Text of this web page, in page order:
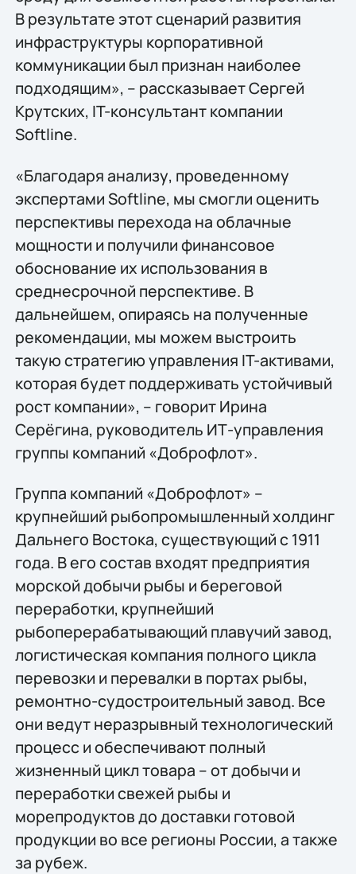
В результате этот сценарий развития
инфраструктуры корпоративной
коммуникации был признан наиболее
подходящим», – рассказывает Сергей
Крутских, IT-консультант компании
Softline.
«Благодаря анализу, проведенному
экспертами Softline, мы смогли оценить
перспективы перехода на облачные
мощности и получили финансовое
обоснование их использования в
среднесрочной перспективе. В
дальнейшем, опираясь на полученные
рекомендации, мы можем выстроить
такую стратегию управления IT-активами,
которая будет поддерживать устойчивый
рост компании», – говорит Ирина
Серёгина, руководитель ИТ-управления
группы компаний «Доброфлот».
Группа компаний «Доброфлот» –
крупнейший рыбопромышленный холдинг
Дальнего Востока, существующий с 1911
года. В его состав входят предприятия
морской добычи рыбы и береговой
переработки, крупнейший
рыбоперерабатывающий плавучий завод,
логистическая компания полного цикла
перевозки и перевалки в портах рыбы,
ремонтно-судостроительный завод. Все
они ведут неразрывный технологический
процесс и обеспечивают полный
жизненный цикл товара – от добычи и
переработки свежей рыбы и
морепродуктов до доставки готовой
продукции во все регионы России, а также
за рубеж.